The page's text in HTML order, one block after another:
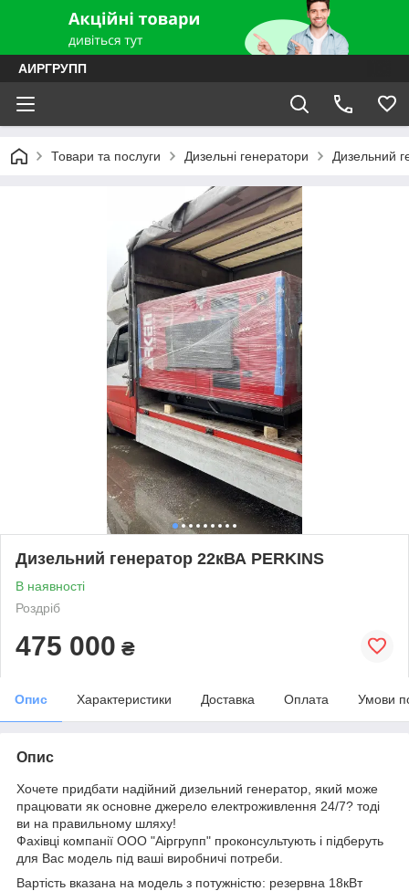
АИРГРУПП
Товари та послуги Дизельні генератори Дизельний
Дизельний генератор 22кВА PERKINS
В наявності
Роздріб
475 000 ₴
Опис Характеристики Доставка Оплата Умови
Опис
Хочете придбати надійний дизельний генератор, який може
працювати як основне джерело електроживлення 24/7? тоді
ви на правильному шляху!
Фахівці компанії ООО "Аіргрупп" проконсультують і підберуть
для Вас модель під ваші виробничі потреби.
Вартість вказана на модель з потужністю: резервна 18кВт